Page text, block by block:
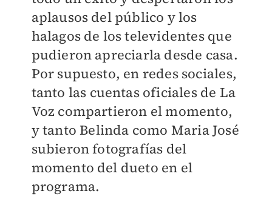
aplausos del público y los
halagos de los televidentes que
pudieron apreciarla desde casa.
Por supuesto, en redes sociales,
tanto las cuentas oficiales de La
Voz compartieron el momento,
y tanto Belinda como Maria José
subieron fotografías del
momento del dueto en el
programa.